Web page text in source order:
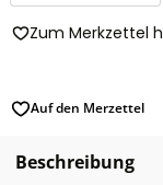
Zum Merkzettel
Auf den Merzettel
Beschreibung